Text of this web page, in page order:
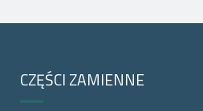
CZĘŚCI ZAMIENNE